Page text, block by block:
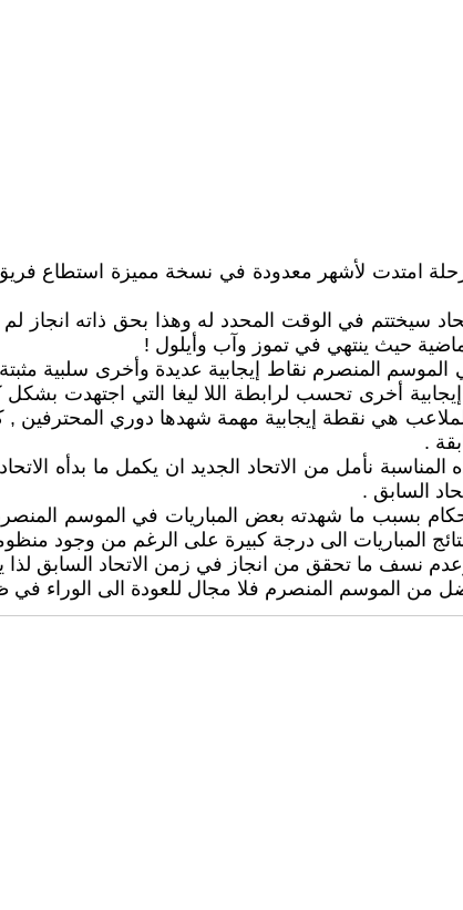
امتدت لأشهر معدودة في نسخة مميزة استطاع
سيختتم في الوقت المحدد له وهذا بحق ذاته
حيث ينتهي في تموز وآب وأيلول !
المنصرم نقاط إيجابية عديدة وأخرى سلبية مثبتة
أخرى تحسب لرابطة اللا ليغا التي اجتهدت
هي نقطة إيجابية مهمة شهدها دوري المحترفين ,
.
نأمل من الاتحاد الجديد ان يكمل ما بدأه
السابق .
بسبب ما شهدته بعض المباريات في الموسم
المباريات الى درجة كبيرة على الرغم من وجود
وعدم نسف ما تحقق من انجاز في زمن الاتحاد السابق
من الموسم المنصرم فلا مجال للعودة الى الوراء